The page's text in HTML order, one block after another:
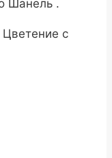
Шанель .
Цветение с